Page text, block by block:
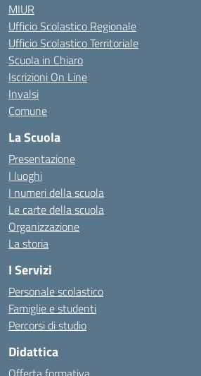
MIUR
Ufficio Scolastico Regionale
Ufficio Scolastico Territoriale
Scuola in Chiaro
Iscrizioni On Line
Invalsi
Comune
La Scuola
Presentazione
I luoghi
I numeri della scuola
Le carte della scuola
Organizzazione
La storia
I Servizi
Personale scolastico
Famiglie e studenti
Percorsi di studio
Didattica